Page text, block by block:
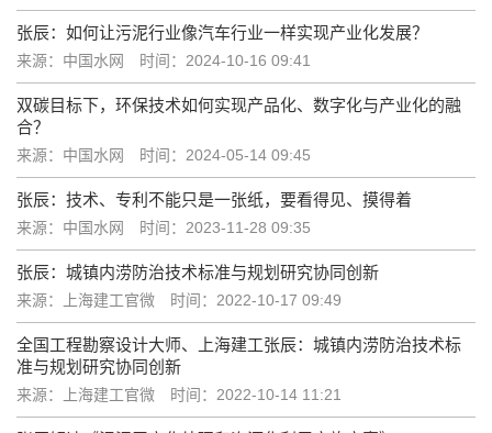
张辰：如何让污泥行业像汽车行业一样实现产业化发展？
来源：中国水网 时间：2024-10-16 09:41
双碳目标下，环保技术如何实现产品化、数字化与产业化的融
合？
来源：中国水网 时间：2024-05-14 09:45
张辰：技术、专利不能只是一张纸，要看得见、摸得着
来源：中国水网 时间：2023-11-28 09:35
张辰：城镇内涝防治技术标准与规划研究协同创新
来源：上海建工官微 时间：2022-10-17 09:49
全国工程勘察设计大师、上海建工张辰：城镇内涝防治技术标
准与规划研究协同创新
来源：上海建工官微 时间：2022-10-14 11:21